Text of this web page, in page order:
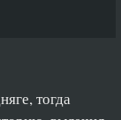
тогда